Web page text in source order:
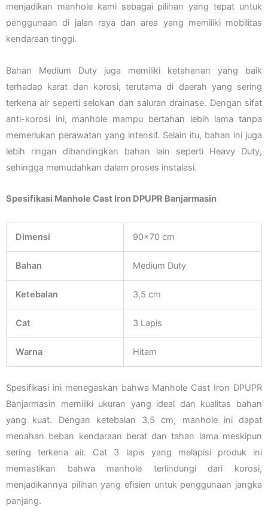
menjadikan manhole kami sebagai pilihan yang tepat untuk
penggunaan di jalan raya dan area yang memiliki mobilitas
kendaraan tinggi.
Bahan Medium Duty juga memiliki ketahanan yang baik
terhadap karat dan korosi, terutama di daerah yang sering
terkena air seperti selokan dan saluran drainase. Dengan sifat
anti-korosi ini, manhole mampu bertahan lebih lama tanpa
memerlukan perawatan yang intensif. Selain itu, bahan ini juga
lebih ringan dibandingkan bahan lain seperti Heavy Duty,
sehingga memudahkan dalam proses instalasi.
Spesifikasi Manhole Cast Iron DPUPR Banjarmasin
Dimensi 90×70 cm
Bahan Medium Duty
Ketebalan 3,5 cm
Cat 3 Lapis
Warna Hitam
Spesifikasi ini menegaskan bahwa Manhole Cast Iron DPUPR
Banjarmasin memiliki ukuran yang ideal dan kualitas bahan
yang kuat. Dengan ketebalan 3,5 cm, manhole ini dapat
menahan beban kendaraan berat dan tahan lama meskipun
sering terkena air. Cat 3 lapis yang melapisi produk ini
memastikan bahwa manhole terlindungi dari korosi,
menjadikannya pilihan yang efisien untuk penggunaan jangka
panjang.